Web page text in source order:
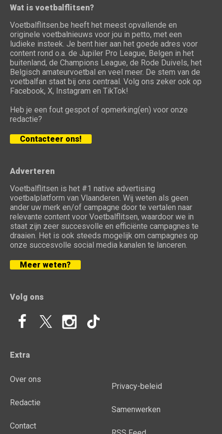
Wat is voetbalflitsen?
Voetbalflitsen.be heeft het meest opvallende en
originele voetbalnieuws voor jou in petto, met een
ludieke insteek. Je bent hier aan het goede adres voor
content rond o.a. de Jupiler Pro League, Belgen in het
buitenland, de Champions League, de Rode Duivels, het
Belgisch amateurvoetbal en veel meer. De stem van de
voetbalfan staat bij ons centraal. Volg ons zeker ook op
Facebook, X, Instagram en TikTok!
Heb je een fout gespot of opmerking(en) voor onze
redactie?
Contacteer ons!
Adverteren
Voetbalflitsen is het #1 native advertising
voetbalplatform van Vlaanderen. Wij weten als geen
ander uw merk en/of campagne door te vertalen naar
relevante content voor Voetbalflitsen, waardoor we in
staat zijn zeer succesvolle en efficiënte campagnes te
draaien. Het is ook steeds mogelijk om campagnes op
onze succesvolle social media kanalen te lanceren.
Meer weten?
Volg ons
Extra
Over ons
Redactie
Contact
Privacy-beleid
Samenwerken